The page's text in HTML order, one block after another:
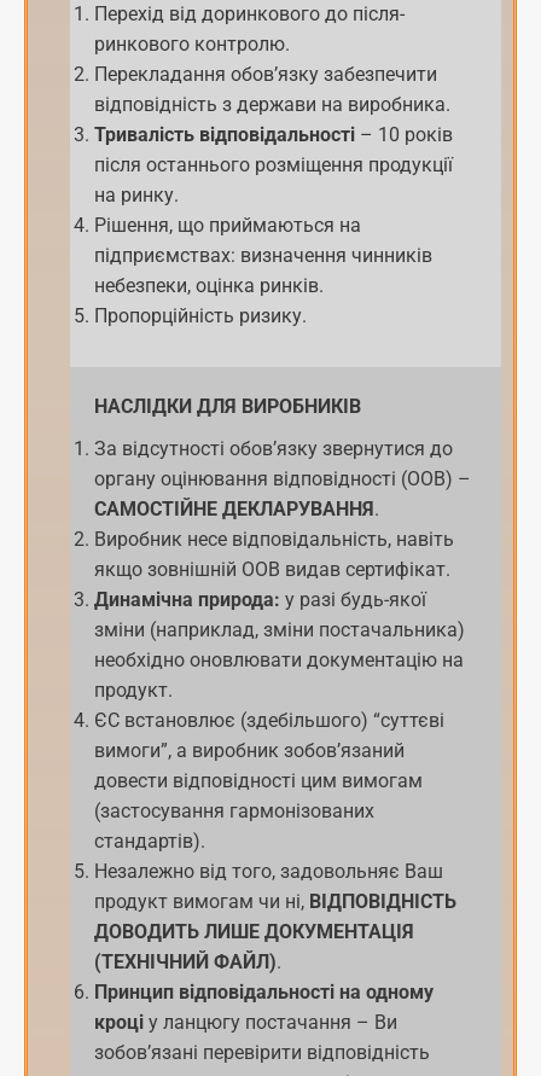
Перехід від доринкового до після-
ринкового контролю.
Перекладання обов’язку забезпечити
відповідність з держави на виробника.
Тривалість відповідальності – 10 років
після останнього розміщення продукції
на ринку.
Рішення, що приймаються на
підприємствах: визначення чинників
небезпеки, оцінка ринків.
Пропорційність ризику.
НАСЛІДКИ ДЛЯ ВИРОБНИКІВ
За відсутності обов’язку звернутися до
органу оцінювання відповідності (ООВ) –
САМОСТІЙНЕ ДЕКЛАРУВАННЯ.
Виробник несе відповідальність, навіть
якщо зовнішній ООВ видав сертифікат.
Динамічна природа: у разі будь-якої
зміни (наприклад, зміни постачальника)
необхідно оновлювати документацію на
продукт.
ЄС встановлює (здебільшого) “суттєві
вимоги”, а виробник зобов’язаний
довести відповідності цим вимогам
(застосування гармонізованих
стандартів).
Незалежно від того, задовольняє Ваш
продукт вимогам чи ні, ВІДПОВІДНІСТЬ
ДОВОДИТЬ ЛИШЕ ДОКУМЕНТАЦІЯ
(ТЕХНІЧНИЙ ФАЙЛ).
Принцип відповідальності на одному
кроці у ланцюгу постачання – Ви
зобов’язані перевірити відповідність